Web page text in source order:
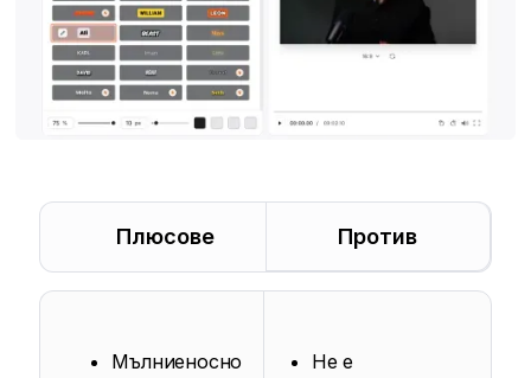
Плюсове Против
Мълниеносно
Не е